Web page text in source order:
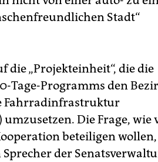
Stadt“
die „Projekteinheit“, die die
Tage-Programms den
Fahrradinfrastruktur
Die Frage, wie
beteiligen wollen,
der